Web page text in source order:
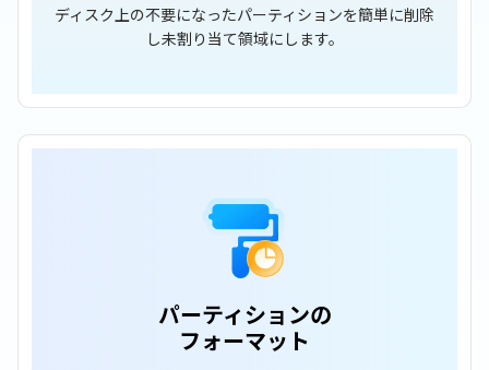
ディスク上の不要になったパーティションを簡単に削除
し未割り当て領域にします。
パーティションの
フォーマット